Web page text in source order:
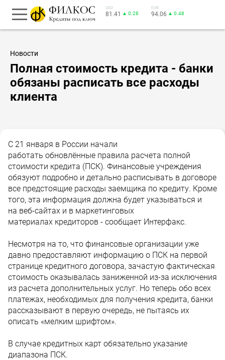
USD
81.41 ▲ 0.28
EUR
94.06 ▲ 0.48
Новости
Полная стоимость кредита - банки
обязаны расписать все расходы
клиента
С 21 января в России начали
работать обновлённые правила расчета полной
стоимости кредита (ПСК). Финансовые учреждения
обязуют подробно и детально расписывать в договоре
все предстоящие расходы заемщика по кредиту. Кроме
того, эта информация должна будет указываться и
на веб-сайтах и в маркетинговых
материалах кредиторов - сообщает Интерфакс.
Несмотря на то, что финансовые организации уже
давно предоставляют информацию о ПСК на первой
странице кредитного договора, зачастую фактическая
стоимость оказывалась заниженной из-за исключения
из расчета дополнительных услуг. Но теперь обо всех
платежах, необходимых для получения кредита, банки
рассказывают в первую очередь, не пытаясь их
описать «мелким шрифтом».
В случае кредитных карт обязательно указание
диапазона ПСК.